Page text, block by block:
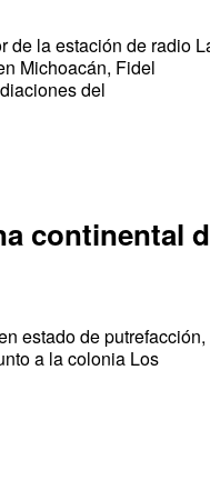
de la estación de radio
Michoacán, Fidel
del
continental
estado de putrefacción,
a la colonia Los